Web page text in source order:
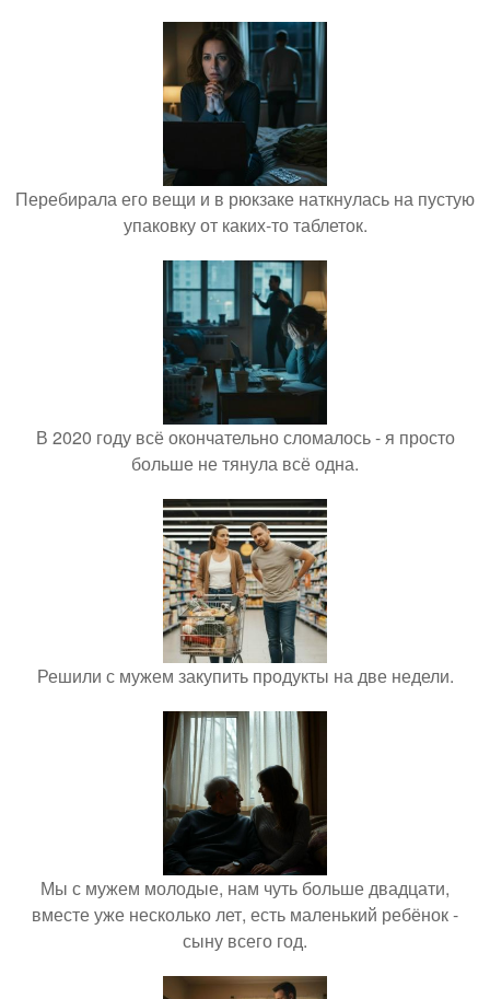
Перебирала его вещи и в рюкзаке наткнулась на пустую
упаковку от каких-то таблеток.
В 2020 году всё окончательно сломалось - я просто
больше не тянула всё одна.
Решили с мужем закупить продукты на две недели.
Мы с мужем молодые, нам чуть больше двадцати,
вместе уже несколько лет, есть маленький ребёнок -
сыну всего год.